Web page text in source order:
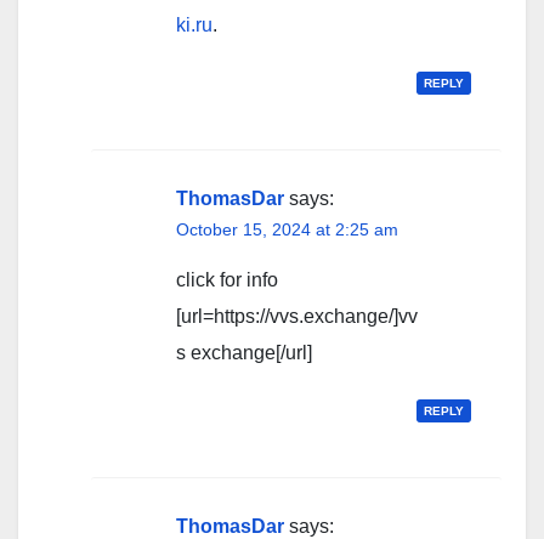
ki.ru.
REPLY
ThomasDar says:
October 15, 2024 at 2:25 am
click for info
[url=https://vvs.exchange/]vv
s exchange[/url]
REPLY
ThomasDar says: